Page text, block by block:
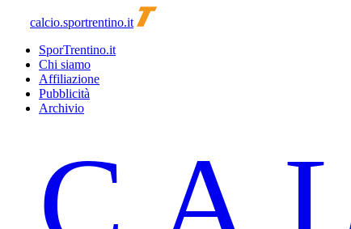
calcio.sportrentino.it
SporTrentino.it
Chi siamo
Affiliazione
Pubblicità
Archivio